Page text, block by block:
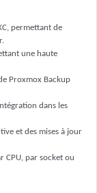
permettant de
une haute
Proxmox Backup
dans les
et des mises à jour
CPU, par socket ou